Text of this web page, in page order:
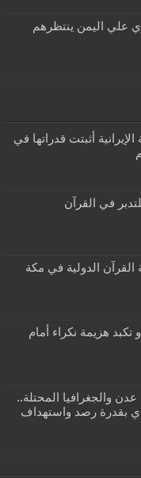
علي اليمن ينتظرهم
أثبتت قدراتها في
في القرآن
هزيمة نكراء أمام
والجغرافيا المحتلة..
بقدرة رصد واستهداف